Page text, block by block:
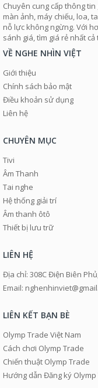
Chuyên cung cấp thông
màn ảnh, máy chiếu, loa,
nỗ lực không ngừng. Với
sánh giá, tìm giá rẻ nhất
VỀ NGHE NHÌN VIỆT
Giới thiệu
Chính sách bảo mật
Điều khoản sử dụng
Liên hệ
CHUYÊN MỤC
Tivi
Âm Thanh
Tai nghe
Hệ thống giải trí
Âm thanh ôtô
Thiết bị lưu trữ
LIÊN HỆ
Địa chỉ: 308C Điện Biên
Email:
LIÊN KẾT BẠN BÈ
Olymp Trade Việt Nam
Cách chơi Olymp Trade
Chiến thuật Olymp Trade
Hướng dẫn Đăng ký Olymp